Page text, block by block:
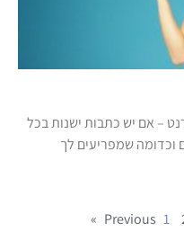
– אם יש כתבות ישנות בכל
וכדומה שמפריעים לך
1